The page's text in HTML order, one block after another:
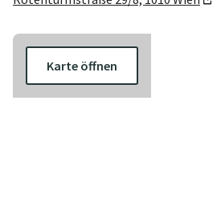
Karte öffnen